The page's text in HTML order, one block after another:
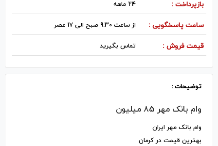
بازپرداخت : 24 ماهه
ساعت پاسخگویی : از ساعت 9:30 صبح الی 17 عصر
قیمت فروش : تماس بگیرید
توضیحات :
وام بانک مهر 85 میلیون
وام بانک مهر ایران
بهترین قیمت در کرمان